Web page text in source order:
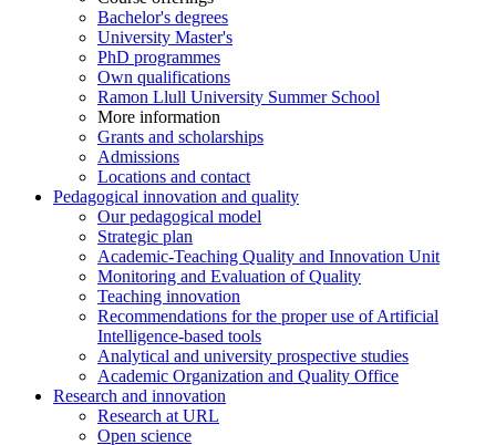
Bachelor's degrees
University Master's
PhD programmes
Own qualifications
Ramon Llull University Summer School
More information
Grants and scholarships
Admissions
Locations and contact
Pedagogical innovation and quality
Our pedagogical model
Strategic plan
Academic-Teaching Quality and Innovation Unit
Monitoring and Evaluation of Quality
Teaching innovation
Recommendations for the proper use of Artificial
Intelligence-based tools
Analytical and university prospective studies
Academic Organization and Quality Office
Research and innovation
Research at URL
Open science